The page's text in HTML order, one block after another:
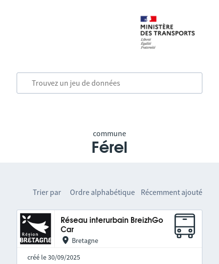
commune
Férel
Trier par Ordre alphabétique Récemment ajouté
Réseau interurbain BreizhGo
Car
Bretagne
créé le 30/09/2025